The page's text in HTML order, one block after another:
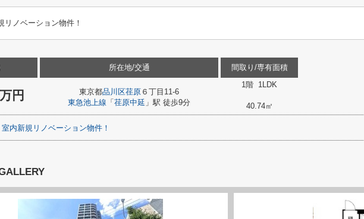
リノベーション物件！
万円
所在地/交通
東京都品川区荏原 ６丁目11-6
東急池上線 「 荏原中延 」駅 徒歩9分
間取り/専有面積
1階 1LDK
40.74㎡
室内新規リノベーション物件！